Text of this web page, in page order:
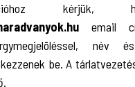
kérjük,
u email
név
be. A